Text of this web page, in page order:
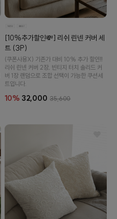
[10%추가할인💸] 리쉬 린넨 커버 세
트 (3P)
(쿠폰사용X) 기존가 대비 10% 추가 할인‼️
리쉬 린넨 커버 2장, 빈티지 터치 솔리드 커
버 1장 랜덤으로 조합 선택이 가능한 쿠션세
트입니다.
10% 32,000 35,600